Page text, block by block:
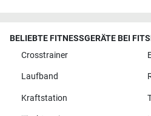
BELIEBTE FITNESSGERÄTE BEI
Crosstrainer
Laufband
Kraftstation